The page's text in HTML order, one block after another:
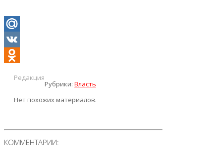
Mail.Ru
VK
Редакция
Рубрики: Власть
Нет похожих материалов.
КОММЕНТАРИИ: